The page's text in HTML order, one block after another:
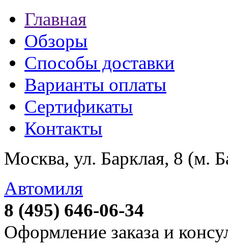
Главная
Обзоры
Способы доставки
Варианты оплаты
Сертификаты
Контакты
Москва, ул. Барклая, 8 (м.
Автомиля
8 (495) 646-06-34
Оформление заказа и